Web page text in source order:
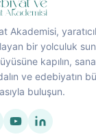
Akademisi,
bir yolculuk
kapılın,
ve edebiyatın
buluşun.